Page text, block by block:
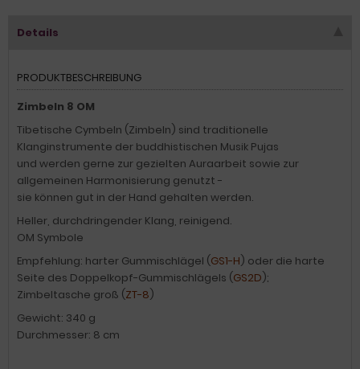
Details
PRODUKTBESCHREIBUNG
Zimbeln 8 OM
Tibetische Cymbeln (Zimbeln) sind traditionelle
Klanginstrumente der buddhistischen Musik Pujas
und werden gerne zur gezielten Auraarbeit sowie zur
allgemeinen Harmonisierung genutzt -
sie können gut in der Hand gehalten werden.
Heller, durchdringender Klang, reinigend.
OM Symbole
Empfehlung: harter Gummischlägel (GS1-H) oder die harte
Seite des Doppelkopf-Gummischlägels (GS2D);
Zimbeltasche groß (ZT-8)
Gewicht: 340 g
Durchmesser: 8 cm